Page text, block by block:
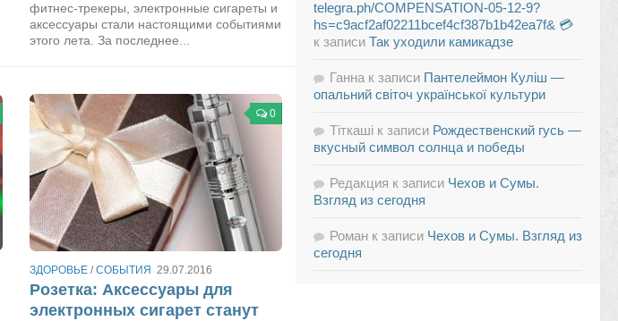
фитнес-трекеры, электронные сигареты и
аксессуары стали настоящими событиями
этого лета. За последнее...
0
ЗДОРОВЬЕ /СОБЫТИЯ 29.07.2016
Розетка: Аксессуары для
электронных сигарет станут
telegra.ph/COMPENSATION-05-12-9?
hs=c9acf2af02211bcef4cf387b1b42ea7f& 💳
к записи Так уходили камикадзе
Ганна к записи Пантелеймон Куліш —
опальний світоч української культури
Тіткаші к записи Рождественский гусь —
вкусный символ солнца и победы
Редакция к записи Чехов и Сумы.
Взгляд из сегодня
Роман к записи Чехов и Сумы. Взгляд из
сегодня